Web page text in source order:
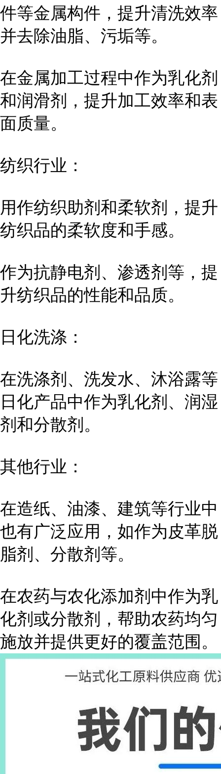
件等金属构件，提升清洗效率
并去除油脂、污垢等。
在金属加工过程中作为乳化剂
和润滑剂，提升加工效率和表
面质量。
纺织行业：
用作纺织助剂和柔软剂，提升
纺织品的柔软度和手感。
作为抗静电剂、渗透剂等，提
升纺织品的性能和品质。
日化洗涤：
在洗涤剂、洗发水、沐浴露等
日化产品中作为乳化剂、润湿
剂和分散剂。
其他行业：
在造纸、油漆、建筑等行业中
也有广泛应用，如作为皮革脱
脂剂、分散剂等。
在农药与农化添加剂中作为乳
化剂或分散剂，帮助农药均匀
施放并提供更好的覆盖范围。